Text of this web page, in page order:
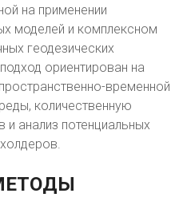
на применении
моделей и комплексном
геодезических
ориентирован на
временной
количественную
и анализ потенциальных